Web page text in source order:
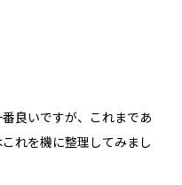
良いですが、これまであ
れを機に整理してみまし